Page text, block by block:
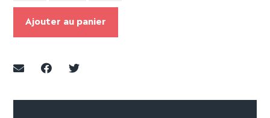
Ajouter au panier